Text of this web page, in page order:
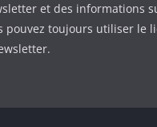
et des informations
pouvez toujours utiliser le